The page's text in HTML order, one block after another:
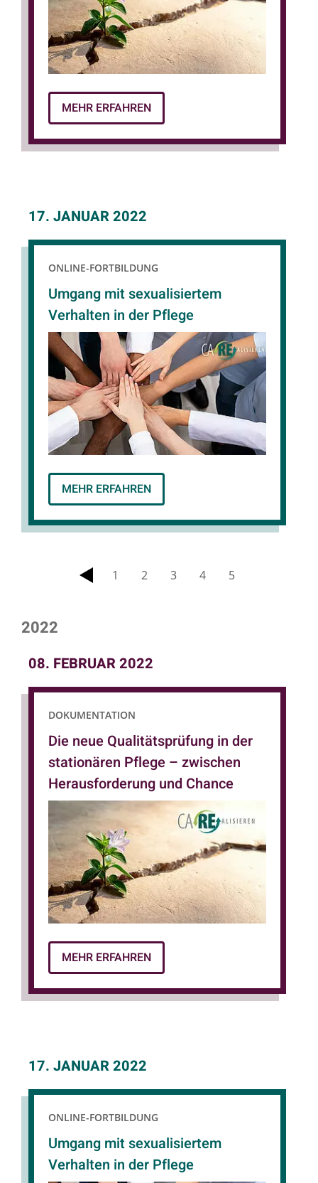
MEHR ERFAHREN
17. JANUAR 2022
ONLINE-FORTBILDUNG
Umgang mit sexualisiertem
Verhalten in der Pflege
MEHR ERFAHREN
zurück
1 2 3 4 5
2022
08. FEBRUAR 2022
DOKUMENTATION
Die neue Qualitätsprüfung in der
stationären Pflege – zwischen
Herausforderung und Chance
MEHR ERFAHREN
17. JANUAR 2022
ONLINE-FORTBILDUNG
Umgang mit sexualisiertem
Verhalten in der Pflege